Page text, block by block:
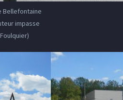
Bellefontaine
impasse
Foulquier)